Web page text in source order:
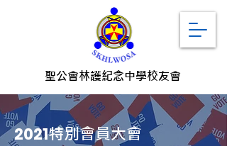
聖公會林護紀念中學校友會
2021特別會員大會